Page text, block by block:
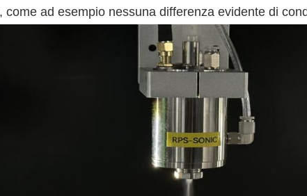
come ad esempio nessuna differenza evidente di